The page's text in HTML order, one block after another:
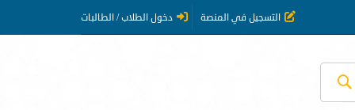
التسجيل في المنصة دخول الطلاب / الطالبات